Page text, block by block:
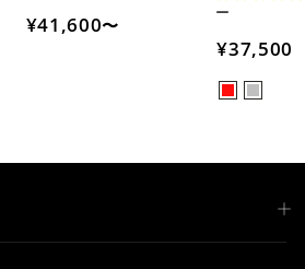
¥41,600〜
ー
¥37,500